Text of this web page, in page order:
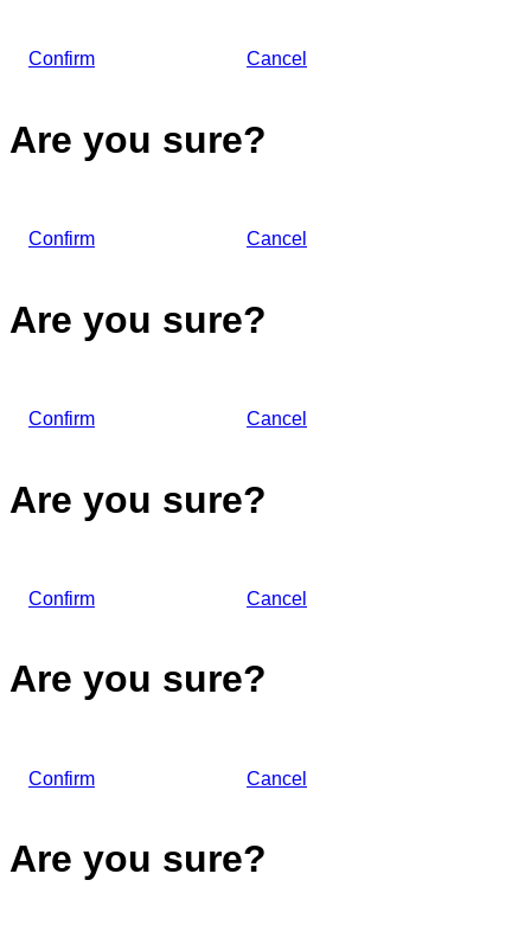
Confirm Cancel
Are you sure?
Confirm Cancel
Are you sure?
Confirm Cancel
Are you sure?
Confirm Cancel
Are you sure?
Confirm Cancel
Are you sure?